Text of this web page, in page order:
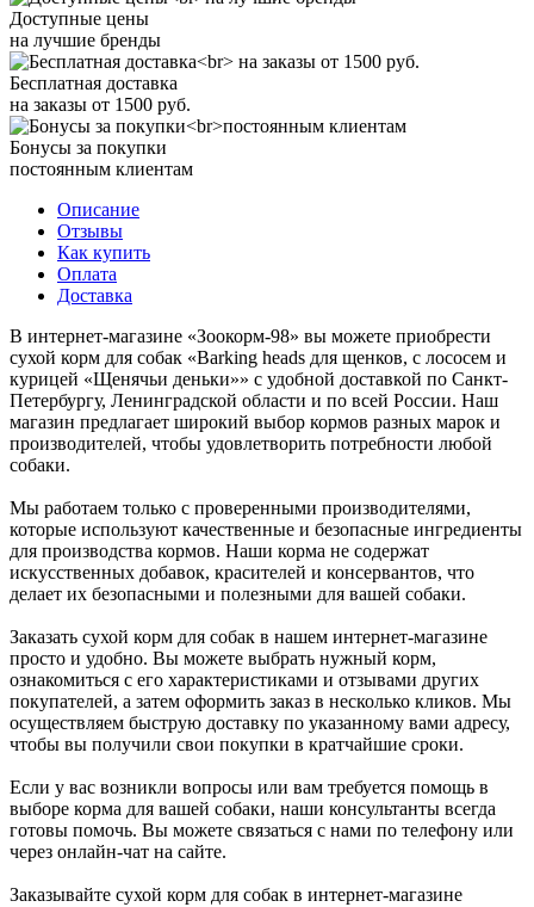
Доступные цены
на лучшие бренды
Бесплатная доставка
на заказы от 1500 руб.
Бонусы за покупки
постоянным клиентам
Описание
Отзывы
Как купить
Оплата
Доставка
В интернет-магазине «Зоокорм-98» вы можете приобрести
сухой корм для собак «Barking heads для щенков, с лососем и
курицей «Щенячьи деньки»» с удобной доставкой по Санкт-
Петербургу, Ленинградской области и по всей России. Наш
магазин предлагает широкий выбор кормов разных марок и
производителей, чтобы удовлетворить потребности любой
собаки.
Мы работаем только с проверенными производителями,
которые используют качественные и безопасные ингредиенты
для производства кормов. Наши корма не содержат
искусственных добавок, красителей и консервантов, что
делает их безопасными и полезными для вашей собаки.
Заказать сухой корм для собак в нашем интернет-магазине
просто и удобно. Вы можете выбрать нужный корм,
ознакомиться с его характеристиками и отзывами других
покупателей, а затем оформить заказ в несколько кликов. Мы
осуществляем быструю доставку по указанному вами адресу,
чтобы вы получили свои покупки в кратчайшие сроки.
Если у вас возникли вопросы или вам требуется помощь в
выборе корма для вашей собаки, наши консультанты всегда
готовы помочь. Вы можете связаться с нами по телефону или
через онлайн-чат на сайте.
Заказывайте сухой корм для собак в интернет-магазине